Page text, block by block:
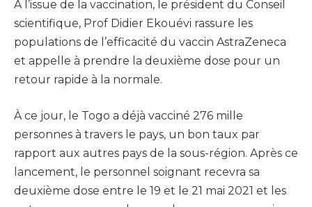
À l’issue de la vaccination, le président du Conseil
scientifique, Prof Didier Ekouévi rassure les
populations de l’efficacité du vaccin AstraZeneca
et appelle à prendre la deuxième dose pour un
retour rapide à la normale.
À ce jour, le Togo a déjà vacciné 276 mille
personnes à travers le pays, un bon taux par
rapport aux autres pays de la sous-région. Après ce
lancement, le personnel soignant recevra sa
deuxième dose entre le 19 et le 21 mai 2021 et les